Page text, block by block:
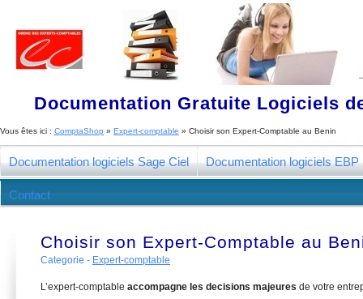
Documentation Gratuite Logiciels
Vous êtes ici : ComptaShop » Expert-comptable » Choisir son Expert-Comptable au Benin
Documentation logiciels Sage Ciel Documentation logiciels EBP
Contact
Choisir son Expert-Comptable au
Categorie - Expert-comptable
L’expert-comptable accompagne les decisions majeures de votre